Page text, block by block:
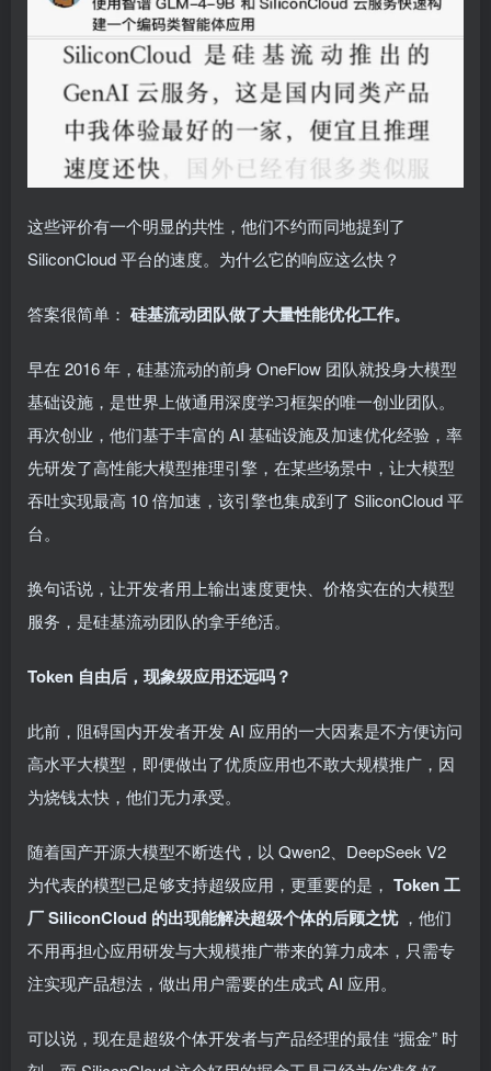
这些评价有一个明显的共性，他们不约而同地提到了
SiliconCloud 平台的速度。为什么它的响应这么快？
答案很简单： 硅基流动团队做了大量性能优化工作。
早在 2016 年，硅基流动的前身 OneFlow 团队就投身大模型
基础设施，是世界上做通用深度学习框架的唯一创业团队。
再次创业，他们基于丰富的 AI 基础设施及加速优化经验，率
先研发了高性能大模型推理引擎，在某些场景中，让大模型
吞吐实现最高 10 倍加速，该引擎也集成到了 SiliconCloud 平
台。
换句话说，让开发者用上输出速度更快、价格实在的大模型
服务，是硅基流动团队的拿手绝活。
Token 自由后，现象级应用还远吗？
此前，阻碍国内开发者开发 AI 应用的一大因素是不方便访问
高水平大模型，即便做出了优质应用也不敢大规模推广，因
为烧钱太快，他们无力承受。
随着国产开源大模型不断迭代，以 Qwen2、DeepSeek V2
为代表的模型已足够支持超级应用，更重要的是， Token 工
厂 SiliconCloud 的出现能解决超级个体的后顾之忧 ，他们
不用再担心应用研发与大规模推广带来的算力成本，只需专
注实现产品想法，做出用户需要的生成式 AI 应用。
可以说，现在是超级个体开发者与产品经理的最佳 “掘金” 时